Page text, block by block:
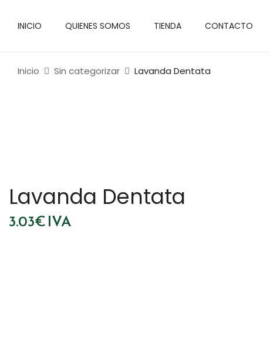
INICIO QUIENES SOMOS TIENDA CONTACTO
Inicio Sin categorizar Lavanda Dentata
Lavanda Dentata
3.03€IVA